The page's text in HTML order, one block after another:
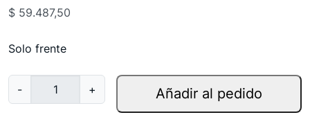
$ 59.487,50
Solo frente
-
m
+ Añadir al pedido